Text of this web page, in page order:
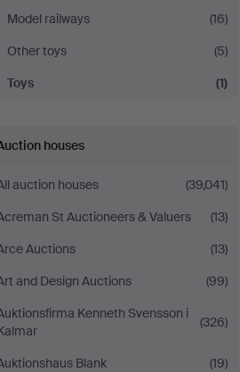
Model railways
(16)
Other toys
(5)
Toys
(1)
houses
auction houses
(39,041)
St Auctioneers & Valuers
(13)
Auctions
(13)
and Design Auctions
(99)
Kenneth Svensson i
(326)
Blank
(19)